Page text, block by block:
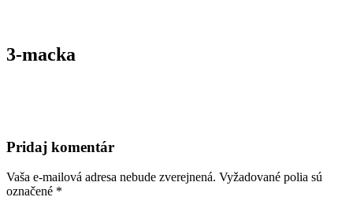
3-macka
Pridaj komentár
Vaša e-mailová adresa nebude zverejnená. Vyžadované polia sú
označené *